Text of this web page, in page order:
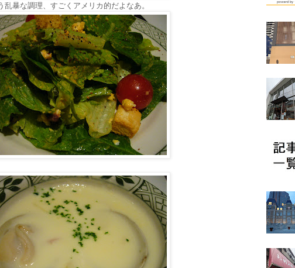
暴な調理、すごくアメリカ的だよなあ。